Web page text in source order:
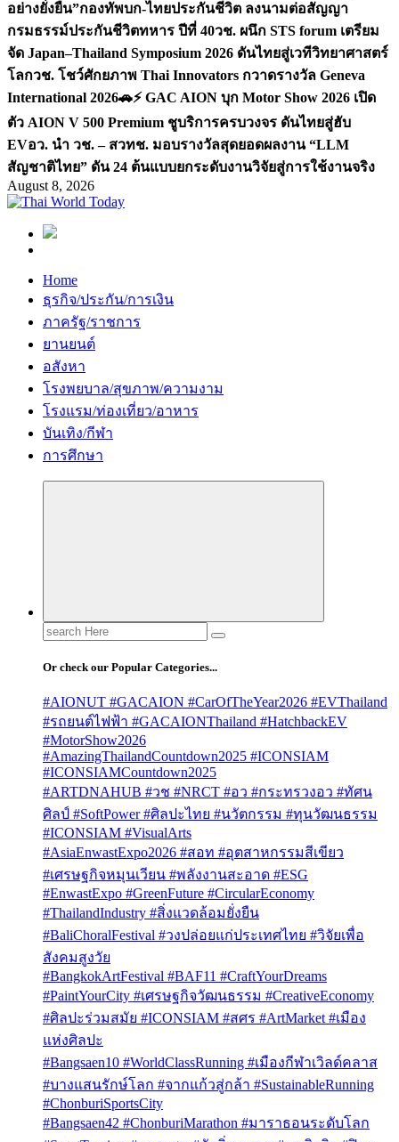
อย่างยั่งยืน”กองทัพบก-ไทยประกันชีวิต ลงนามต่อสัญญา
กรมธรรม์ประกันชีวิตทหาร ปีที่ 40วช. ผนึก STS forum เตรียม
จัด Japan–Thailand Symposium 2026 ดันไทยสู่เวทีวิทยาศาสตร์
โลกวช. โชว์ศักยภาพ Thai Innovators กวาดรางวัล Geneva
International 2026🚗⚡️ GAC AION บุก Motor Show 2026 เปิด
ตัว AION V 500 Premium ชูบริการครบวงจร ดันไทยสู่ฮับ
EVอว. นำ วช. – สวทช. มอบรางวัลสุดยอดผลงาน “LLM
สัญชาติไทย” ดัน 24 ต้นแบบยกระดับงานวิจัยสู่การใช้งานจริง
August 8, 2026
Home
ธุรกิจ/ประกัน/การเงิน
ภาครัฐ/ราชการ
ยานยนต์
อสังหา
โรงพยบาล/สุขภาพ/ความงาม
โรงแรม/ท่องเที่ยว/อาหาร
บันเทิง/กีฬา
การศึกษา
Search
for:
Or check our Popular Categories...
#AIONUT #GACAION #CarOfTheYear2026 #EVThailand
#รถยนต์ไฟฟ้า #GACAIONThailand #HatchbackEV
#MotorShow2026
#AmazingThailandCountdown2025 #ICONSIAM
#ICONSIAMCountdown2025
#ARTDNAHUB #วช #NRCT #อว #กระทรวงอว #ทัศน
ศิลป์ #SoftPower #ศิลปะไทย #นวัตกรรม #ทุนวัฒนธรรม
#ICONSIAM #VisualArts
#AsiaEnwastExpo2026 #สอท #อุตสาหกรรมสีเขียว
#เศรษฐกิจหมุนเวียน #พลังงานสะอาด #ESG
#EnwastExpo #GreenFuture #CircularEconomy
#ThailandIndustry #สิ่งแวดล้อมยั่งยืน
#BaliChoralFestival #วงปล่อยแก่ประเทศไทย #วิจัยเพื่อ
สังคมสูงวัย
#BangkokArtFestival #BAF11 #CraftYourDreams
#PaintYourCity #เศรษฐกิจวัฒนธรรม #CreativeEconomy
#ศิลปะร่วมสมัย #ICONSIAM #สศร #ArtMarket #เมือง
แห่งศิลปะ
#Bangsaen10 #WorldClassRunning #เมืองกีฬาเวิลด์คลาส
#บางแสนรักษ์โลก #จากแก้วสู่กล้า #SustainableRunning
#ChonburiSportsCity
#Bangsaen42 #ChonburiMarathon #มาราธอนระดับโลก